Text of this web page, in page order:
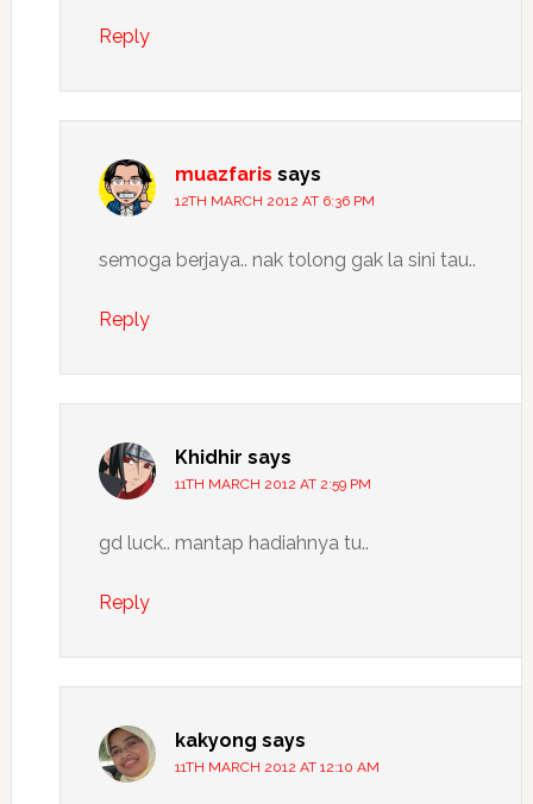
Reply
muazfaris says
12TH MARCH 2012 AT 6:36 PM
semoga berjaya.. nak tolong gak la sini tau..
Reply
Khidhir says
11TH MARCH 2012 AT 2:59 PM
gd luck.. mantap hadiahnya tu..
Reply
kakyong says
11TH MARCH 2012 AT 12:10 AM